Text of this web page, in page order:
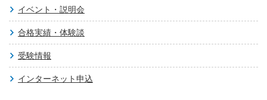
イベント・説明会
合格実績・体験談
受験情報
インターネット申込